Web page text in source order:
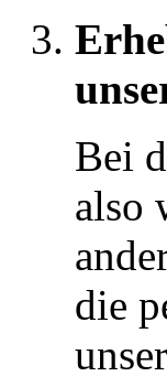
Bei
also
die